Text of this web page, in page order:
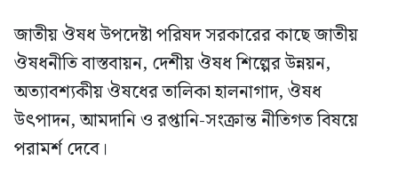
জাতীয় ঔষধ উপদেষ্টা পরিষদ সরকারের কাছে জাতীয়
ঔষধনীতি বাস্তবায়ন, দেশীয় ঔষধ শিল্পের উন্নয়ন,
অত্যাবশ্যকীয় ঔষধের তালিকা হালনাগাদ, ঔষধ
উৎপাদন, আমদানি ও রপ্তানি-সংক্রান্ত নীতিগত বিষয়ে
পরামর্শ দেবে।